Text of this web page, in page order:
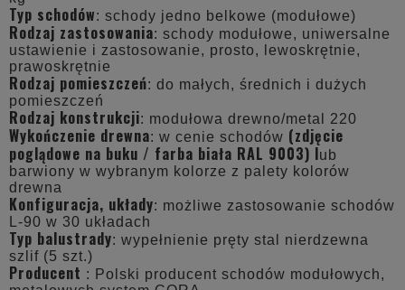
Typ schodów: schody jedno belkowe (modułowe)
Rodzaj zastosowania: schody modułowe, uniwersalne
ustawienie i zastosowanie, prosto, lewoskrętnie,
prawoskrętnie
Rodzaj pomieszczeń: do małych, średnich i dużych
pomieszczeń
Rodzaj konstrukcji: modułowa drewno/metal 220
Wykończenie drewna: w cenie schodów (zdjęcie
poglądowe na buku / farba biała RAL 9003) lub
barwiony w wybranym kolorze z palety kolorów
drewna
Konfiguracja, układy: możliwe zastosowanie schodów
L-90 w 30 układach
Typ balustrady: wypełnienie pręty stal nierdzewna
szlif (5 szt.)
Producent : Polski producent schodów modułowych,